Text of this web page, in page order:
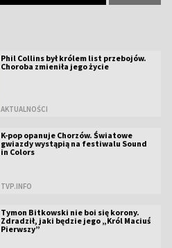
Phil Collins był królem list przebojów.
Choroba zmieniła jego życie
AKTUALNOŚCI
K-pop opanuje Chorzów. Światowe
gwiazdy wystąpią na festiwalu Sound
in Colors
TVP.INFO
Tymon Bitkowski nie boi się korony.
Zdradził, jaki będzie jego „Król Maciuś
Pierwszy”